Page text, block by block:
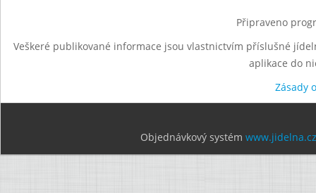
Připraveno
Veškeré publikované informace jsou vlastnictvím příslušné
aplikace do
Zásady
Objednávkový systém www.jidelna.cz